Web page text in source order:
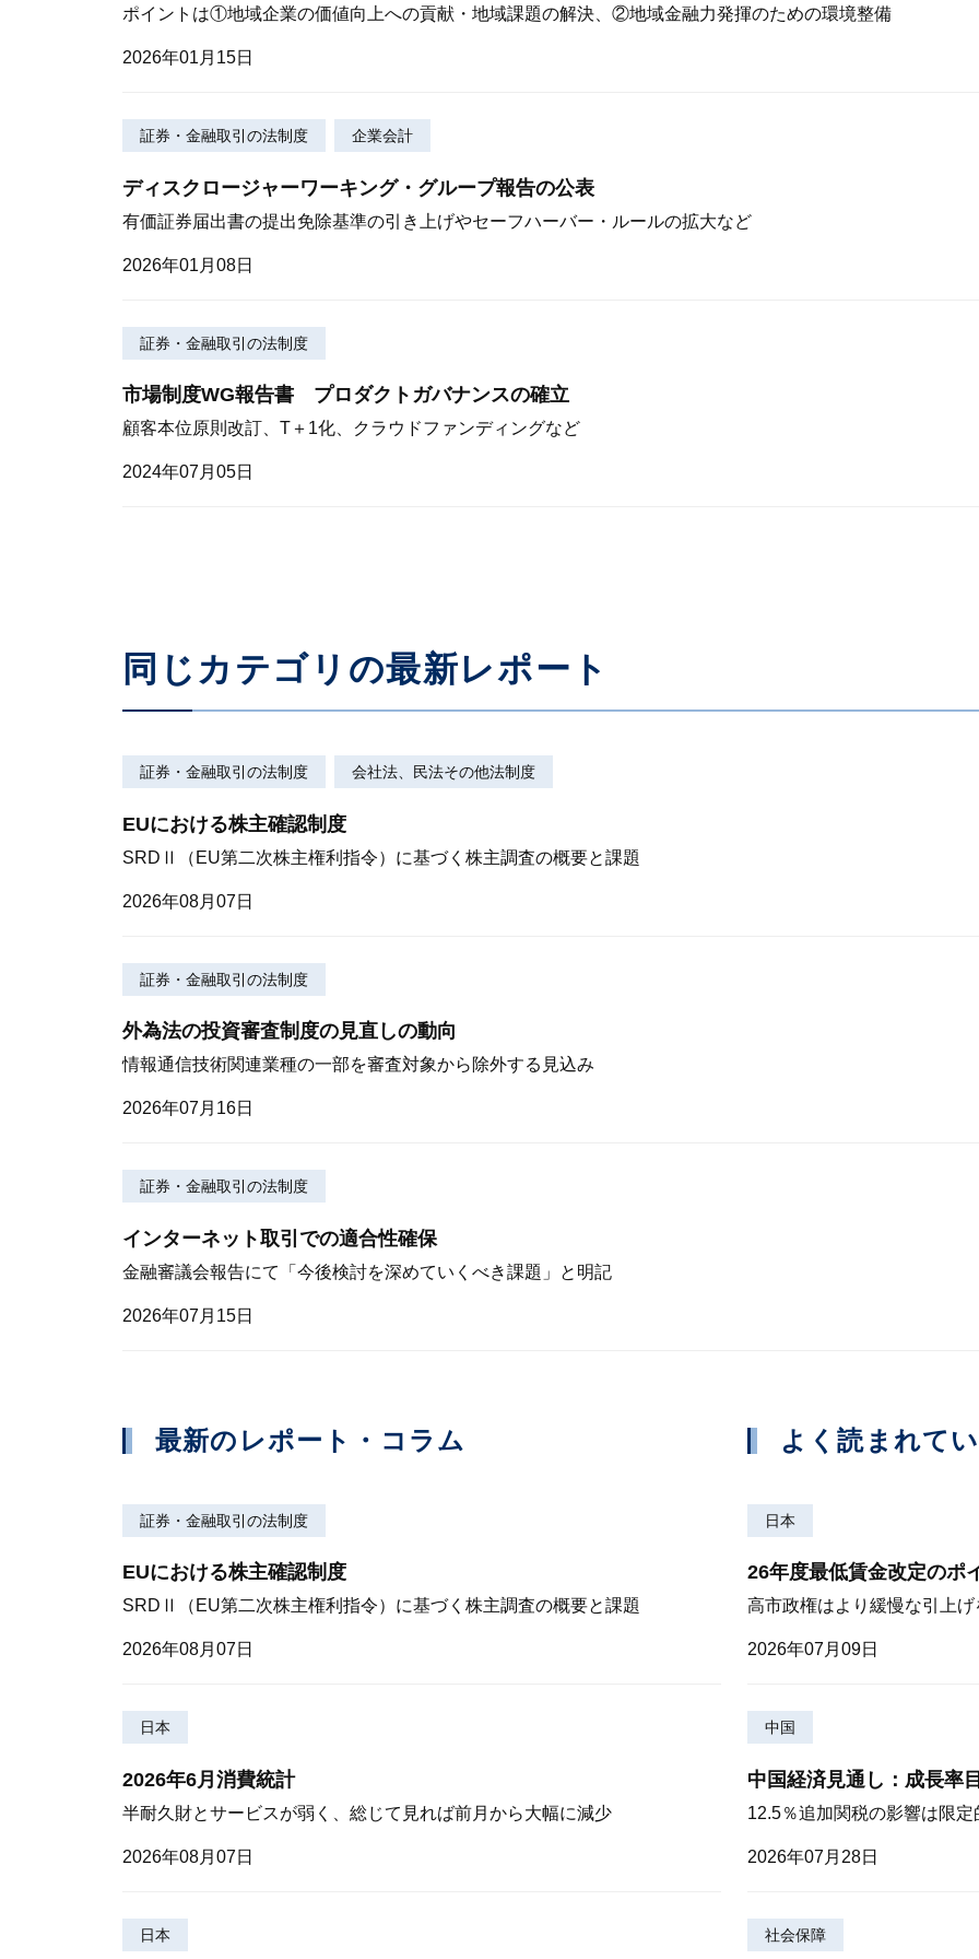
ポイントは①地域企業の価値向上への貢献・地域課題の解決、②地域金融力発揮のための環境整備
2026年01月15日
証券・金融取引の法制度 企業会計
ディスクロージャーワーキング・グループ報告の公表
有価証券届出書の提出免除基準の引き上げやセーフハーバー・ルールの拡大など
2026年01月08日
証券・金融取引の法制度
市場制度WG報告書 プロダクトガバナンスの確立
顧客本位原則改訂、T＋1化、クラウドファンディングなど
2024年07月05日
同じカテゴリの最新レポート
証券・金融取引の法制度 会社法、民法その他法制度
EUにおける株主確認制度
SRDⅡ（EU第二次株主権利指令）に基づく株主調査の概要と課題
2026年08月07日
証券・金融取引の法制度
外為法の投資審査制度の見直しの動向
情報通信技術関連業種の一部を審査対象から除外する見込み
2026年07月16日
証券・金融取引の法制度
インターネット取引での適合性確保
金融審議会報告にて「今後検討を深めていくべき課題」と明記
2026年07月15日
最新のレポート・コラム
証券・金融取引の法制度
EUにおける株主確認制度
SRDⅡ（EU第二次株主権利指令）に基づく株主調査の概要と課題
2026年08月07日
日本
2026年6月消費統計
半耐久財とサービスが弱く、総じて見れば前月から大幅に減少
2026年08月07日
日本
よく読まれて
日本
26年度最低賃金改定のポ
高市政権はより緩慢な引上
2026年07月09日
中国
中国経済見通し：成長率
12.5％追加関税の影響は限
2026年07月28日
社会保障